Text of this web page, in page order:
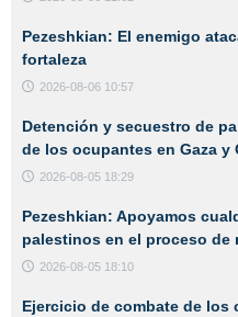
Pezeshkian: El enemigo
fortaleza
2026-08-06 10:57
Detención y secuestro de
de los ocupantes en Gaza y
2026-08-05 18:29
Pezeshkian: Apoyamos
palestinos en el proceso de
2026-08-05 18:10
Ejercicio de combate de los